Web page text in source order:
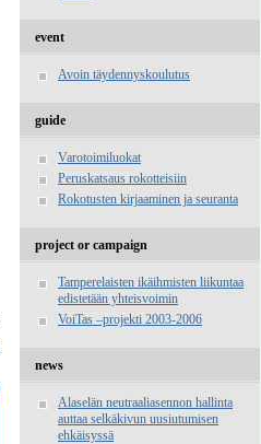
event
Avoin täydennyskoulutus
guide
Varotoimiluokat
Peruskatsaus rokotteisiin
Rokotusten kirjaaminen ja seuranta
project or campaign
Tamperelaisten ikäihmisten liikuntaa
edistetään yhteisvoimin
VoiTas –projekti 2003-2006
news
Alaselän neutraaliasennon hallinta
auttaa selkäkivun uusiutumisen
ehkäisyssä